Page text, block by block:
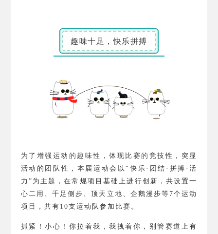
趣味十足，快乐拼搏
为了增强运动的趣味性，体现比赛的竞技性，突显
活动的团队性，本届运动会以“快乐·团结·拼搏·活
力”为主题，在常规项目基础上进行创新，共设置一
心二用、千足侧步、顶天立地、企鹅漫步等 7个运动
项目，共有 10支运动队参加比赛。
抓紧！小心！你拉着我，我拽着你，别管赛道上有